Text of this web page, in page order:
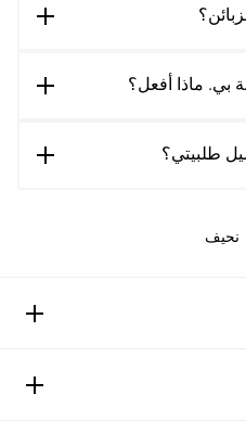
بي. ماذا أفعل؟
طلبيتي؟
نحيف